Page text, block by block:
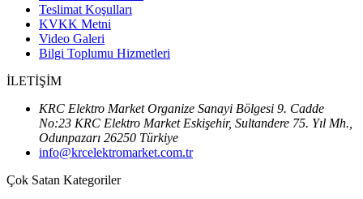
Teslimat Koşulları
KVKK Metni
Video Galeri
Bilgi Toplumu Hizmetleri
İLETİŞİM
KRC Elektro Market Organize Sanayi Bölgesi 9. Cadde
No:23 KRC Elektro Market Eskişehir, Sultandere 75. Yıl Mh.,
Odunpazarı 26250 Türkiye
info@krcelektromarket.com.tr
Çok Satan Kategoriler